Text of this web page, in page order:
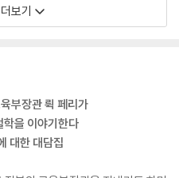
‘남이 나에게 하지 않았으면 하는
도주의의 특징입니다. 비록 잠시
을 수 없는 공감, 모르는 사람인
수만은 없는 이 감정, 우리와 생활
의 기막힌 비극에 아무렇지 않을
서 그 어느 때보다 만개한 감정의
보기
부장관 뤽 페리가
을 이야기한다
대한 대담집